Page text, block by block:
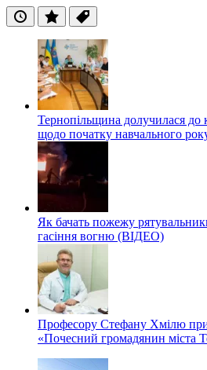
ОстанніПопулярні
Теги
Тернопільщина долучилася до
щодо початку навчального
Як бачать пожежу
гасіння вогню (ВІДЕО)
Професору Стефану Хмілю
«Почесний громадянин міста